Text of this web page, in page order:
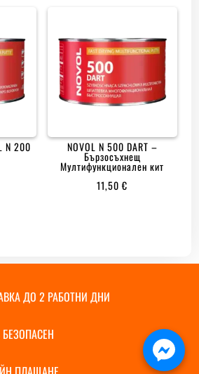
55,00 €
10,80 €
N 200 NOVOL N 500 DART –
Бързосъхнещ
Мултифункционален кит
11,50€
ДО 2 РАБОТНИ ДНИ